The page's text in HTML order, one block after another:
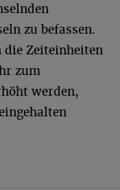
zu befassen.
die Zeiteinheiten
zum
werden,